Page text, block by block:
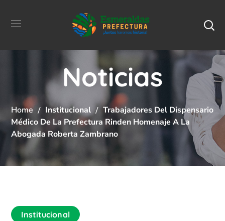
Noticias
Home Institucional
Trabajadores Del Dispensario
Médico De La Prefectura Rinden Homenaje A La
Abogada Roberta Zambrano
Institucional